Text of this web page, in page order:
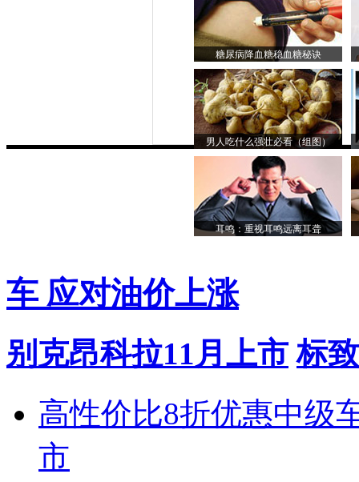
糖尿病降血糖稳血糖秘诀
男人吃什么强壮必看（组图）
耳鸣：重视耳鸣远离耳聋
车 应对油价上涨
别克昂科拉11月上市 标
高性价比8折优惠中级
市